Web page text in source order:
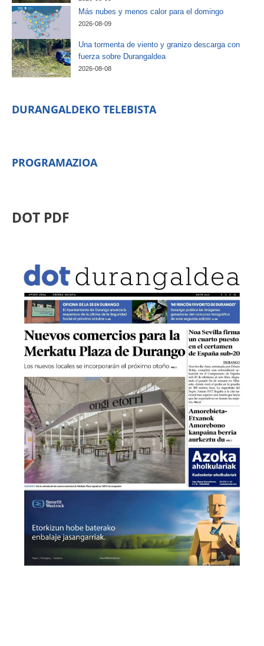
Más nubes y menos calor para el domingo
2026-08-09
Una tormenta de viento y granizo descarga con
fuerza sobre Durangaldea
2026-08-08
DURANGALDEKO TELEBISTA
PROGRAMAZIOA
DOT PDF